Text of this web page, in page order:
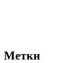
Метки